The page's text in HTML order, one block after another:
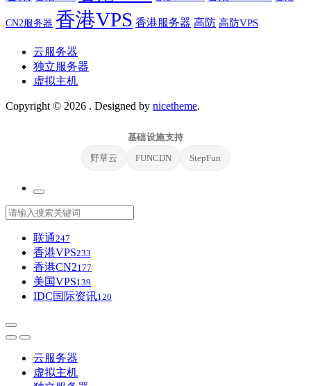
CN2服务器 香港VPS 香港服务器 高防 高防VPS
云服务器
独立服务器
虚拟主机
Copyright © 2026 . Designed by nicetheme.
基础设施支持
野草云
FUNCDN StepFun
联通247
香港VPS233
香港CN2177
美国VPS139
IDC国际资讯120
云服务器
虚拟主机